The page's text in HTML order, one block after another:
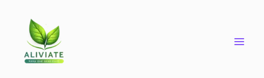
contenido